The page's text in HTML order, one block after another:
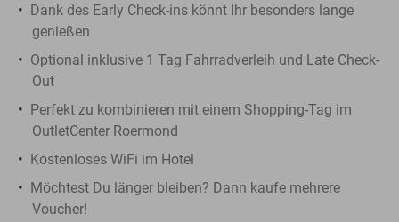
Dank des Early Check-ins könnt Ihr besonders lange
genießen
Optional inklusive 1 Tag Fahrradverleih und Late Check-
Out
Perfekt zu kombinieren mit einem Shopping-Tag im
OutletCenter Roermond
Kostenloses WiFi im Hotel
Möchtest Du länger bleiben? Dann kaufe mehrere
Voucher!